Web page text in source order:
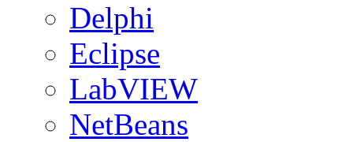
Delphi
Eclipse
LabVIEW
NetBeans